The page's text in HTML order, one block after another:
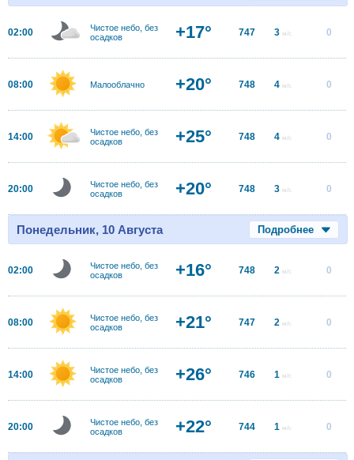
02:00
Чистое небо, без
осадков
+17° 747 3 м/с 0
08:00 Малооблачно +20° 748 4 м/с 0
14:00
Чистое небо, без
осадков
+25° 748 4 м/с 0
20:00
Чистое небо, без
осадков
+20° 748 3 м/с 0
Понедельник, 10 Августа Подробнее
02:00
Чистое небо, без
осадков
+16° 748 2 м/с 0
08:00
Чистое небо, без
осадков
+21° 747 2 м/с 0
14:00
Чистое небо, без
осадков
+26° 746 1 м/с 0
20:00
Чистое небо, без
осадков
+22° 744 1 м/с 0